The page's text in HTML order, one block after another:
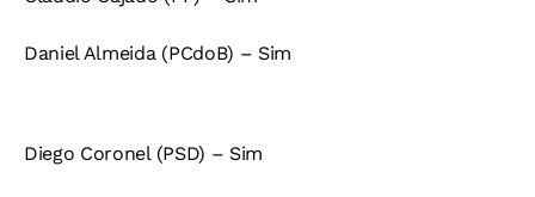
Daniel Almeida (PCdoB) – Sim
Diego Coronel (PSD) – Sim